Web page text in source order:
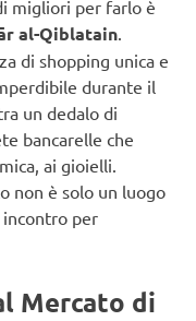
migliori per farlo è
al-Qiblatain
di shopping unica e
durante il
un dedalo di
bancarelle che
ai gioielli.
non è solo un luogo
incontro per
Mercato di